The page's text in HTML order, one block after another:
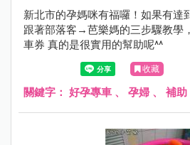
新北市的孕媽咪有福囉！如果有達
跟著部落客→芭樂媽的三步驟教學
車券 真的是很實用的幫助呢^^
收藏
關鍵字： 好孕專車 、 孕婦 、 補助